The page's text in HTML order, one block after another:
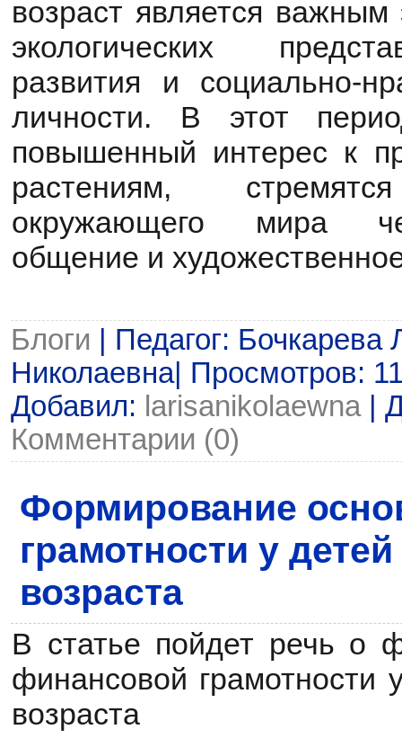
возраст является важным
экологических
развития и социально-
личности. В этот
повышенный интерес к
растениям,
окружающего мира
общение и
Блоги | Педагог: Бочкарева
Николаевна| Просмотров:
Добавил: larisanikolaewna|
Комментарии (0)
Формирование
грамотности у
возраста
В статье пойдет речь о
финансовой грамотности
возраста